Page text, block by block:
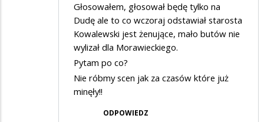
Głosowałem, głosował będę tylko na
Dudę ale to co wczoraj odstawiał starosta
Kowalewski jest żenujące, mało butów nie
wylizał dla Morawieckiego.
Pytam po co?
Nie róbmy scen jak za czasów które już
minęły!!
ODPOWIEDZ